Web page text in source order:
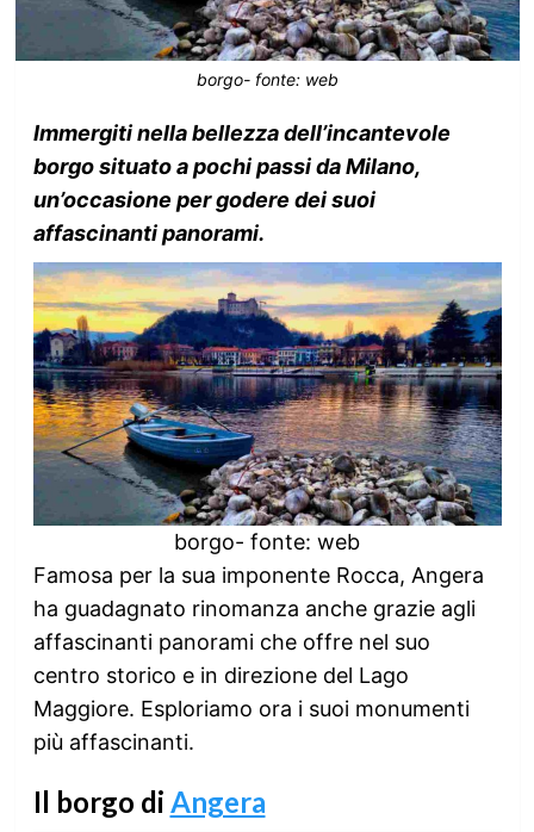
borgo- fonte: web
Immergiti nella bellezza dell’incantevole
borgo situato a pochi passi da Milano,
un’occasione per godere dei suoi
affascinanti panorami.
borgo- fonte: web
Famosa per la sua imponente Rocca, Angera
ha guadagnato rinomanza anche grazie agli
affascinanti panorami che offre nel suo
centro storico e in direzione del Lago
Maggiore. Esploriamo ora i suoi monumenti
più affascinanti.
Il borgo di Angera